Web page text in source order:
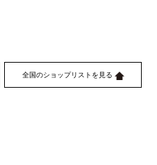
全国のショップリストを見る